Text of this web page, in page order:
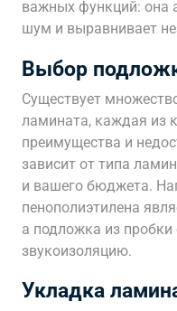
важных функций: она
шум и выравнивает
Выбор
Существует
ламината, каждая из
преимущества и
зависит от типа
и вашего бюджета.
пенополиэтилена
а подложка из
звукоизоляцию.
Укладка